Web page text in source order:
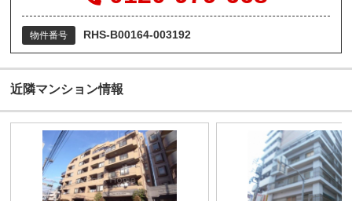
物件番号 RHS-B00164-003192
近隣マンション情報